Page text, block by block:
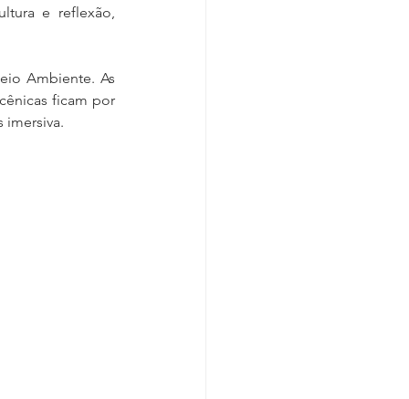
e reflexão,
Ambiente. As
ficam por
imersiva.